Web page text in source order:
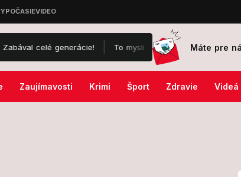
generácie! To myslia vážne?! VIDEO z Tatier vyplašilo
Máte pre
Zaujímavosti Krimi Šport Zdravie Videá